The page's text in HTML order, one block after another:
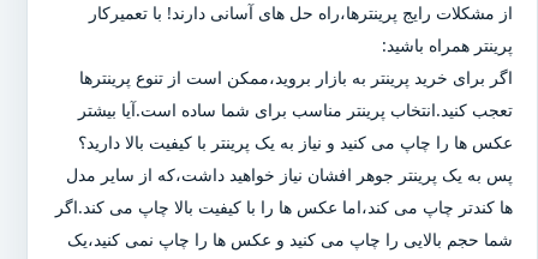
از مشکلات رایج پرینترها،راه حل های آسانی دارند! با تعمیرکار
پرینتر همراه باشید:
اگر برای خرید پرینتر به بازار بروید،ممکن است از تنوع پرینترها
تعجب کنید.انتخاب پرینتر مناسب برای شما ساده است.آیا بیشتر
عکس ها را چاپ می کنید و نیاز به یک پرینتر با کیفیت بالا دارید؟
پس به یک پرینتر جوهر افشان نیاز خواهید داشت،که از سایر مدل
ها کندتر چاپ می کند،اما عکس ها را با کیفیت بالا چاپ می کند.اگر
شما حجم بالایی را چاپ می کنید و عکس ها را چاپ نمی کنید،یک